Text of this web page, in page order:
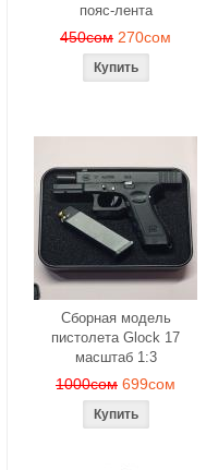
пояс-лента
450сом 270сом
Сборная модель
пистолета Glock 17
масштаб 1:3
1000сом 699сом